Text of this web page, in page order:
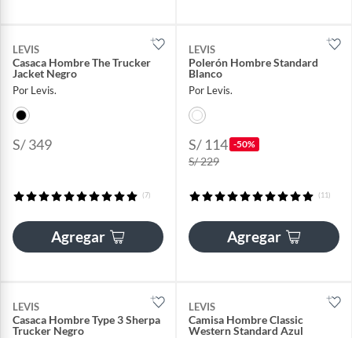
LEVIS
Casaca Hombre The Trucker
Jacket Negro
Por Levis.
S/ 349
(7)
Agregar
LEVIS
Polerón Hombre Standard
Blanco
Por Levis.
S/ 114 -50%
S/ 229
(11)
Agregar
LEVIS
Casaca Hombre Type 3 Sherpa
Trucker Negro
LEVIS
Camisa Hombre Classic
Western Standard Azul